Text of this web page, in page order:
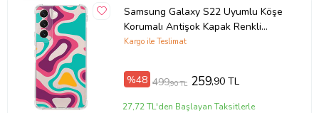
Samsung Galaxy S22 Uyumlu Köşe
Korumalı Antişok Kapak Renkli
Kargo ile Teslimat
%48 499,90 TL 259,90 TL
27,72 TL'den Başlayan Taksitlerle